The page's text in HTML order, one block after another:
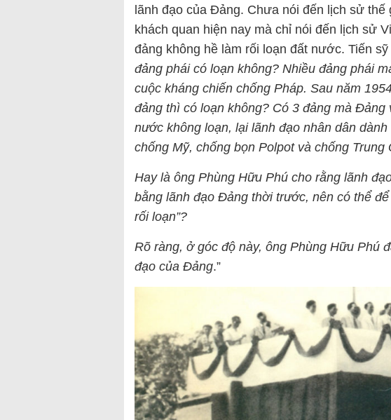
lãnh đạo của Đảng. Chưa nói đến lịch sử
khách quan hiện nay mà chỉ nói đến lịch sử
đảng không hề làm rối loạn đất nước. Tiến sỹ
đảng phái có loạn không? Nhiều đảng phái
cuộc kháng chiến chống Pháp. Sau năm
đảng thì có loạn không? Có 3 đảng mà Đảng
nước không loạn, lại lãnh đạo nhân dân
chống Mỹ, chống bọn Polpot và chống Trung
Hay là ông Phùng Hữu Phú cho rằng lãnh
bằng lãnh đạo Đảng thời trước, nên có thể
rối loạn”?
Rõ ràng, ở góc độ này, ông Phùng Hữu Phú
đạo của Đảng.”